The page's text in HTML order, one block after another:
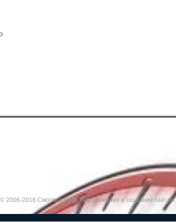
© 2006-2018 Смотка в СПБ.Продвижение и создание сайтов.